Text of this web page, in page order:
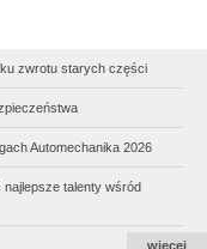
zwrotu starych części
Automechanika 2026
najlepsze talenty wśród
więcej